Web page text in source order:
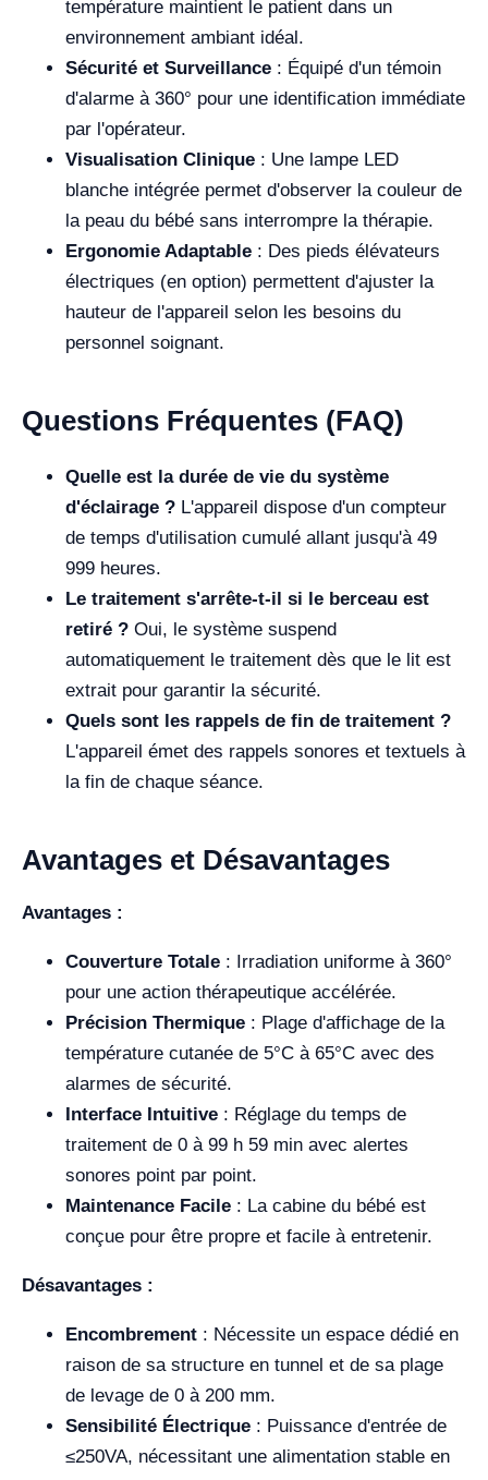
température maintient le patient dans un
environnement ambiant idéal.
Sécurité et Surveillance : Équipé d'un témoin
d'alarme à 360° pour une identification immédiate
par l'opérateur.
Visualisation Clinique : Une lampe LED
blanche intégrée permet d'observer la couleur de
la peau du bébé sans interrompre la thérapie.
Ergonomie Adaptable : Des pieds élévateurs
électriques (en option) permettent d'ajuster la
hauteur de l'appareil selon les besoins du
personnel soignant.
Questions Fréquentes (FAQ)
Quelle est la durée de vie du système
d'éclairage ? L'appareil dispose d'un compteur
de temps d'utilisation cumulé allant jusqu'à 49
999 heures.
Le traitement s'arrête-t-il si le berceau est
retiré ? Oui, le système suspend
automatiquement le traitement dès que le lit est
extrait pour garantir la sécurité.
Quels sont les rappels de fin de traitement ?
L'appareil émet des rappels sonores et textuels à
la fin de chaque séance.
Avantages et Désavantages
Avantages :
Couverture Totale : Irradiation uniforme à 360°
pour une action thérapeutique accélérée.
Précision Thermique : Plage d'affichage de la
température cutanée de 5°C à 65°C avec des
alarmes de sécurité.
Interface Intuitive : Réglage du temps de
traitement de 0 à 99 h 59 min avec alertes
sonores point par point.
Maintenance Facile : La cabine du bébé est
conçue pour être propre et facile à entretenir.
Désavantages :
Encombrement : Nécessite un espace dédié en
raison de sa structure en tunnel et de sa plage
de levage de 0 à 200 mm.
Sensibilité Électrique : Puissance d'entrée de
≤250VA, nécessitant une alimentation stable en